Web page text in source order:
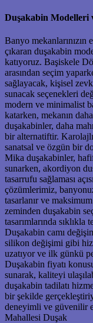
Duşakabin Modelleri
Banyo
çıkaran duşakabin
katıyoruz. Başiskele
arasından seçim
sağlayacak, kişisel
sunacak seçenekleri
modern ve minimalist
katarken, mekanın
duşakabinler, daha
bir alternatiftir.
sanatsal ve özgün bir
Mika duşakabinler,
sunarken, akordiyon
tasarrufu sağlaması
çözümlerimiz,
tasarlanır ve
zeminden duşakabin
tasarımlarında
Duşakabin camı
silikon değişimi gibi
uzatıyor ve ilk günkü
Duşakabin fiyatı
sunarak, kaliteyi
duşakabin tadilatı
bir şekilde
deneyimli ve güvenilir
Mahallesi Duşak